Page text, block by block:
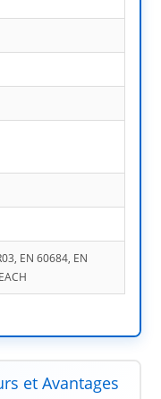
EN 60684, EN
et Avantages